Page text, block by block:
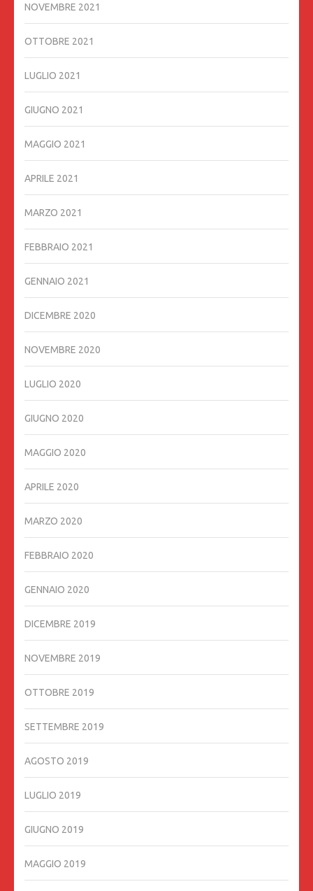
NOVEMBRE 2021
OTTOBRE 2021
LUGLIO 2021
GIUGNO 2021
MAGGIO 2021
APRILE 2021
MARZO 2021
FEBBRAIO 2021
GENNAIO 2021
DICEMBRE 2020
NOVEMBRE 2020
LUGLIO 2020
GIUGNO 2020
MAGGIO 2020
APRILE 2020
MARZO 2020
FEBBRAIO 2020
GENNAIO 2020
DICEMBRE 2019
NOVEMBRE 2019
OTTOBRE 2019
SETTEMBRE 2019
AGOSTO 2019
LUGLIO 2019
GIUGNO 2019
MAGGIO 2019